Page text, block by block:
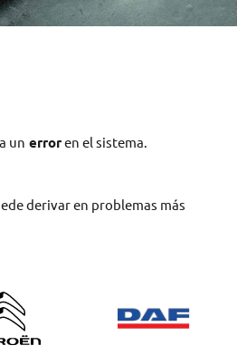
un erroren el sistema.
derivar en problemas más